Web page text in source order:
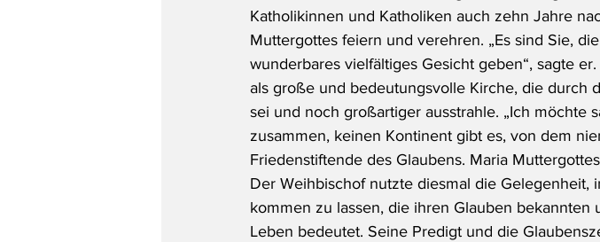
Katholikinnen und Katholiken auch zehn Jahre
Muttergottes feiern und verehren. „Es sind Sie,
wunderbares vielfältiges Gesicht geben“, sagte
als große und bedeutungsvolle Kirche, die durch
sei und noch großartiger ausstrahle. „Ich möchte
zusammen, keinen Kontinent gibt es, von dem
Friedenstiftende des Glaubens. Maria
Der Weihbischof nutzte diesmal die
kommen zu lassen, die ihren Glauben
Leben bedeutet. Seine Predigt und die